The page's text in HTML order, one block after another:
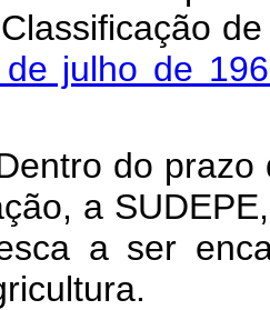
julho de
do
a
a ser